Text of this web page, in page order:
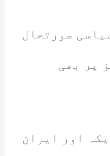
صورتحال
پر بھی
اور ایران